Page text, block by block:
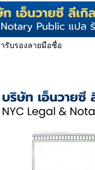
รับรองลายมือชื่อ